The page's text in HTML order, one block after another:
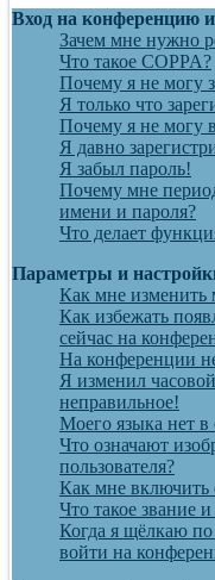
Вход на конференцию
Зачем мне нужно
Что такое COPPA?
Почему я не могу
Я только что
Почему я не могу
Я давно
Я забыл пароль!
Почему мне
имени и пароля?
Что делает
Параметры и
Как мне изменить
Как избежать
сейчас на
На конференции
Я изменил
неправильное!
Моего языка нет в
Что означают
пользователя?
Как мне включить
Что такое звание
Когда я щёлкаю
войти на